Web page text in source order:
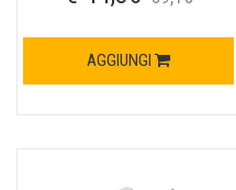
AGGIUNGI